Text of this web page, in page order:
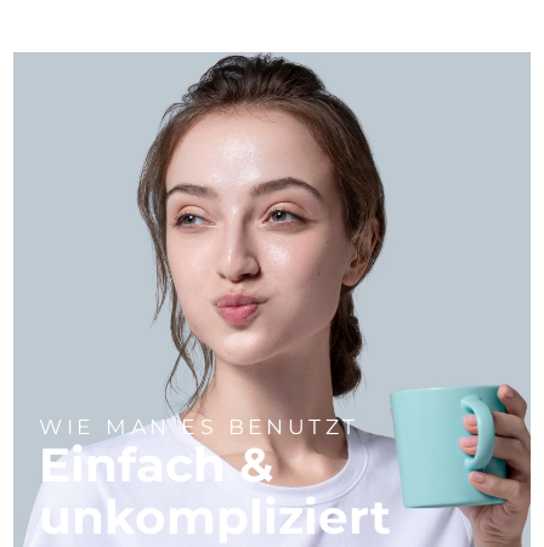
WIE MAN ES BENUTZT
Einfach &
unkompliziert